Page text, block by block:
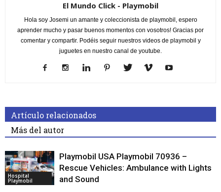
El Mundo Click - Playmobil
Hola soy Josemi un amante y coleccionista de playmobil, espero
aprender mucho y pasar buenos momentos con vosotros! Gracias por
comentar y compartir. Podéis seguir nuestros videos de playmobil y
juguetes en nuestro canal de youtube.
Artículo relacionados
Más del autor
Hospital
Playmobil
Playmobil USA Playmobil 70936 –
Rescue Vehicles: Ambulance with Lights
and Sound